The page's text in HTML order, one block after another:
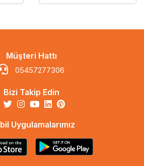
Müşteri Hattı
05457277306
Bizi Takip Edin
Uygulamalarımız